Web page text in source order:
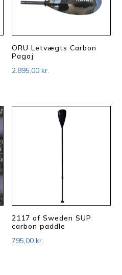
ORU Letvægts Carbon
Pagaj
2.895,00kr.
2117 of Sweden SUP
carbon paddle
795,00kr.